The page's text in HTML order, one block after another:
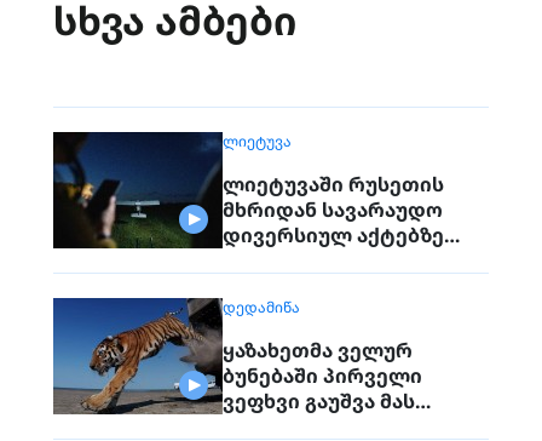
სხვა ამბები
ᲚᲘᲔᲢᲣᲕᲐ
ლიეტუვაში რუსეთის
მხრიდან სავარაუდო
დივერსიულ აქტებზე
ᲓᲔᲓᲐᲛᲘᲬᲐ
ყაზახეთმა ველურ
ბუნებაში პირველი
ვეფხვი გაუშვა მას